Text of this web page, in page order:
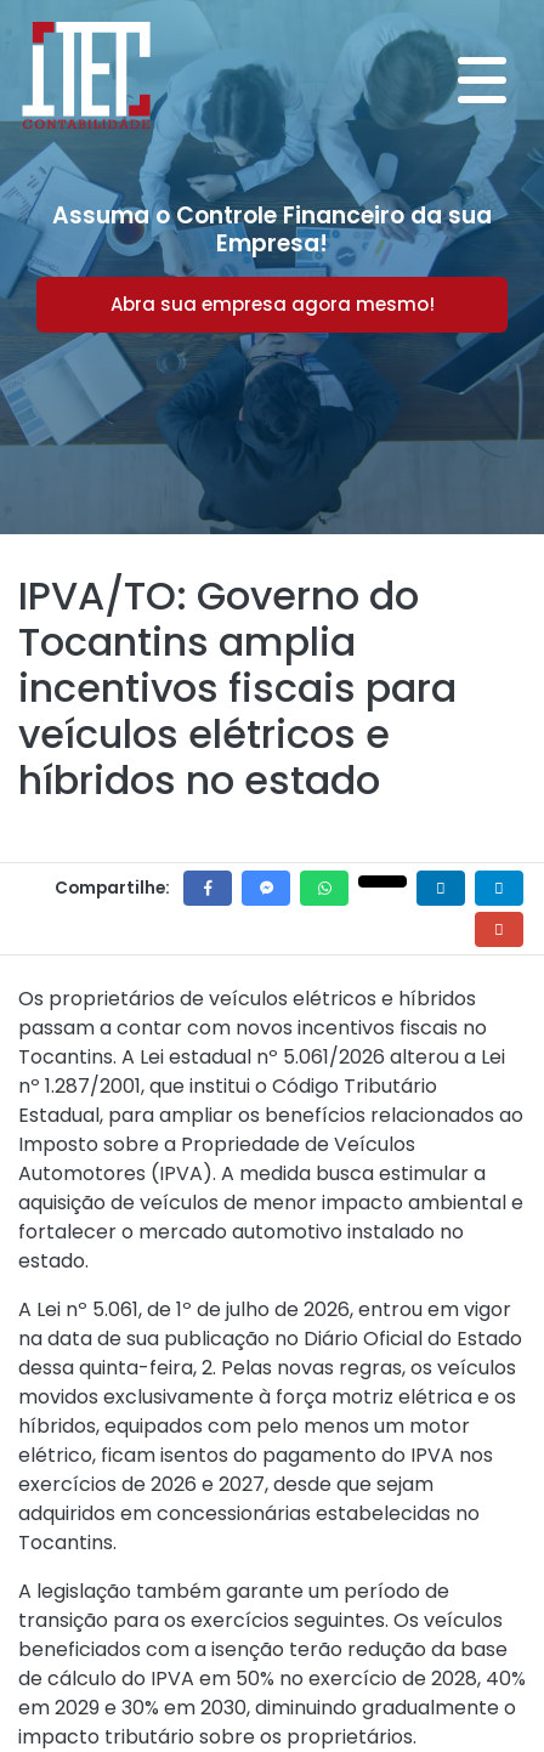
Assuma o Controle Financeiro da sua
Empresa!
Abra sua empresa agora mesmo!
IPVA/TO: Governo do
Tocantins amplia
incentivos fiscais para
veículos elétricos e
híbridos no estado
Compartilhe:
Os proprietários de veículos elétricos e híbridos
passam a contar com novos incentivos fiscais no
Tocantins. A Lei estadual nº 5.061/2026 alterou a Lei
nº 1.287/2001, que institui o Código Tributário
Estadual, para ampliar os benefícios relacionados ao
Imposto sobre a Propriedade de Veículos
Automotores (IPVA). A medida busca estimular a
aquisição de veículos de menor impacto ambiental e
fortalecer o mercado automotivo instalado no
estado.
A Lei nº 5.061, de 1º de julho de 2026, entrou em vigor
na data de sua publicação no Diário Oficial do Estado
dessa quinta-feira, 2. Pelas novas regras, os veículos
movidos exclusivamente à força motriz elétrica e os
híbridos, equipados com pelo menos um motor
elétrico, ficam isentos do pagamento do IPVA nos
exercícios de 2026 e 2027, desde que sejam
adquiridos em concessionárias estabelecidas no
Tocantins.
A legislação também garante um período de
transição para os exercícios seguintes. Os veículos
beneficiados com a isenção terão redução da base
de cálculo do IPVA em 50% no exercício de 2028, 40%
em 2029 e 30% em 2030, diminuindo gradualmente o
impacto tributário sobre os proprietários.